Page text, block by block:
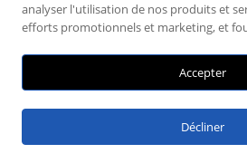
analyser l'utilisation de nos produits et
efforts promotionnels et marketing, et
Accepter
Décliner